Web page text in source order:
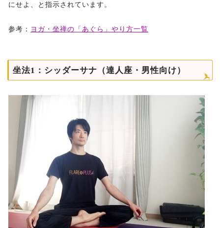
にせよ、と指示されています。
参考： ヨガ・坐禅の「あぐら」やり方一覧
坐法1：シッダーサナ（達人座・男性向け）